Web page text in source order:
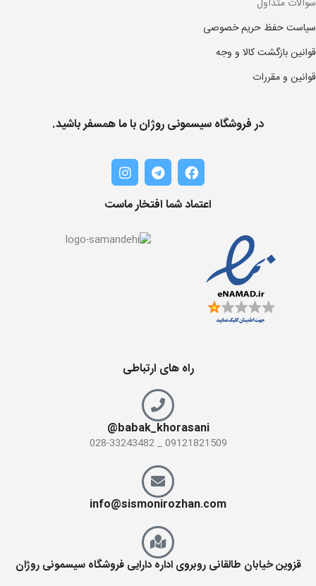
سوالات متداول
سیاست حفظ حریم خصوصی
قوانین بازگشت کالا و وجه
قوانین و مقررات
در فروشگاه سیسمونی روژان با ما همسفر باشید.
اعتماد شما افتخار ماست
راه های ارتباطی
babak_khorasani@
09121821509 _ 028-33243482
info@sismonirozhan.com
قزوین خیابان طالقانی روبروی اداره دارایی فروشگاه سیسمونی روژان